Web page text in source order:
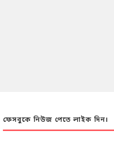
ফেসবুকে নিউজ পেতে লাইক দিন।